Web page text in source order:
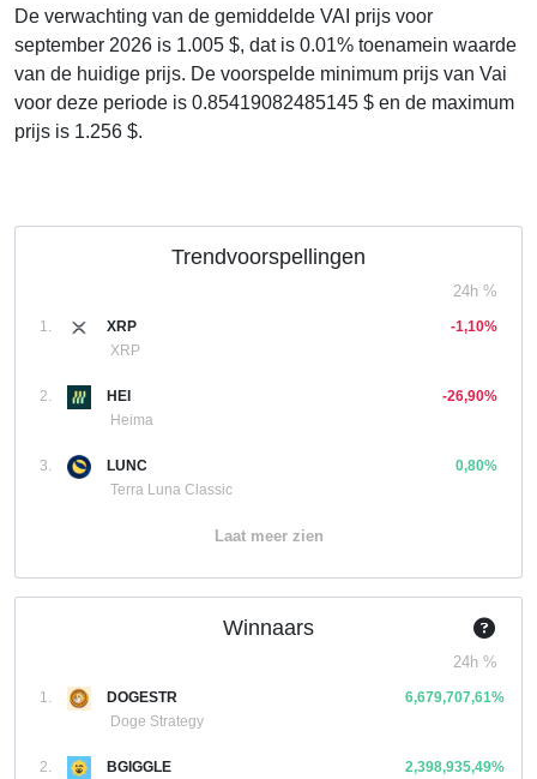
De verwachting van de gemiddelde VAI prijs voor
september 2026 is 1.005 $, dat is 0.01% toenamein waarde
van de huidige prijs. De voorspelde minimum prijs van Vai
voor deze periode is 0.85419082485145 $ en de maximum
prijs is 1.256 $.
Trendvoorspellingen
24h %
1.
XRP
XRP
-1,10%
2.
HEI
Heima
-26,90%
3.
LUNC
Terra Luna Classic
0,80%
Laat meer zien
Winnaars
24h %
1.
DOGESTR
Doge Strategy
6,679,707,61%
2.
BGIGGLE
2,398,935,49%